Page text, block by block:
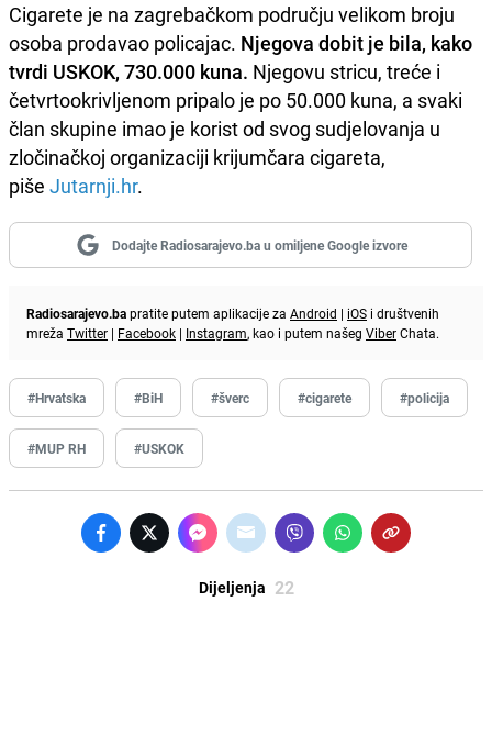
Cigarete je na zagrebačkom području velikom broju
osoba prodavao policajac. Njegova dobit je bila, kako
tvrdi USKOK, 730.000 kuna. Njegovu stricu, treće i
četvrtookrivljenom pripalo je po 50.000 kuna, a svaki
član skupine imao je korist od svog sudjelovanja u
zločinačkoj organizaciji krijumčara cigareta,
piše Jutarnji.hr.
Dodajte Radiosarajevo.ba u omiljene Google izvore
Radiosarajevo.bapratite putem aplikacije za Android | iOS i društvenih
mreža Twitter | Facebook | Instagram, kao i putem našeg ViberChata.
#Hrvatska #BiH #šverc #cigarete #policija
#MUP RH #USKOK
Dijeljenja 22